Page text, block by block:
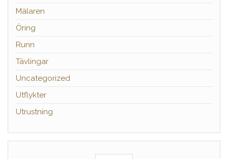
Mälaren
Öring
Runn
Tävlingar
Uncategorized
Utflykter
Utrustning